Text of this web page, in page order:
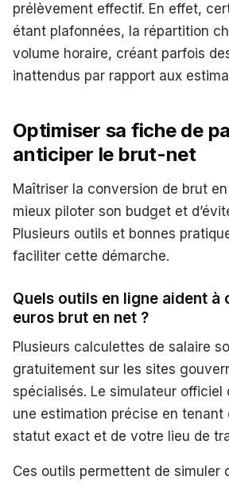
prélèvement effectif. En effet,
étant plafonnées, la répartition
volume horaire, créant parfois
inattendus par rapport aux
Optimiser sa fiche de
anticiper le brut-net
Maîtriser la conversion de brut
mieux piloter son budget et
Plusieurs outils et bonnes
faciliter cette démarche.
Quels outils en ligne aident à
euros brut en net ?
Plusieurs calculettes de salaire
gratuitement sur les sites
spécialisés. Le simulateur officiel
une estimation précise en
statut exact et de votre lieu de
Ces outils permettent de simuler